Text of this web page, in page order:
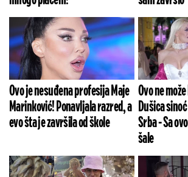
Ovo je nesuđena profesija Maje
Marinković! Ponavljala razred, a
evo šta je završila od škole
Ovo ne
Dušica
Srba - Sa
šale